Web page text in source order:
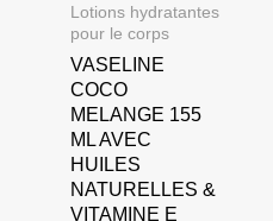
Lotions hydratantes
pour le corps
VASELINE
COCO
MELANGE 155
ML AVEC
HUILES
NATURELLES &
VITAMINE E